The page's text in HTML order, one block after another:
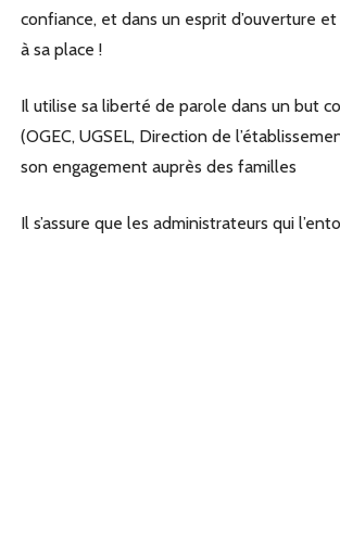
confiance, et dans un esprit d’ouverture
à sa place !
Il utilise sa liberté de parole dans un but
(OGEC, UGSEL, Direction de
son engagement auprès des familles
Il s’assure que les administrateurs qui